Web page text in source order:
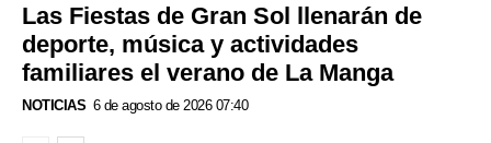
Las Fiestas de Gran Sol llenarán de
deporte, música y actividades
familiares el verano de La Manga
NOTICIAS 6 de agosto de 2026 07:40